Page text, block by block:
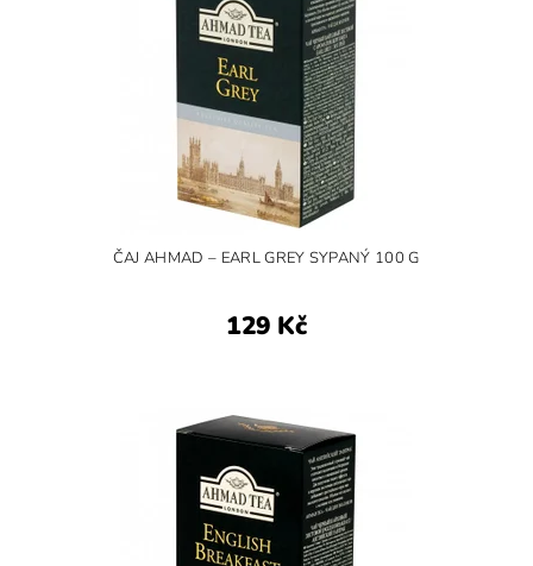
ČAJ AHMAD – EARL GREY SYPANÝ 100 G
129 Kč